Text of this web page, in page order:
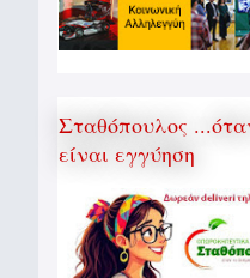
Σταθόπουλος
είναι εγγύηση